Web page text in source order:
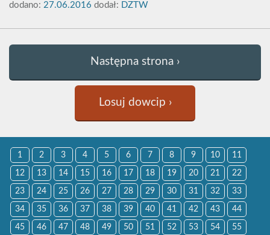
dodano: 27.06.2016 dodał: DZTW
Następna strona ›
Losuj dowcip ›
1 2 3 4 5 6 7 8 9 10 11
12 13 14 15 16 17 18 19 20 21 22
23 24 25 26 27 28 29 30 31 32 33
34 35 36 37 38 39 40 41 42 43 44
45 46 47 48 49 50 51 52 53 54 55